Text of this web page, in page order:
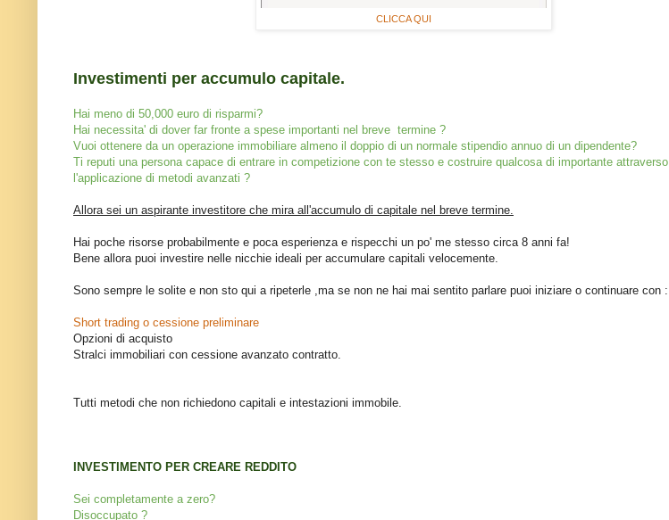
CLICCA QUI
Investimenti per accumulo capitale.
Hai meno di 50,000 euro di risparmi?
Hai necessita' di dover far fronte a spese importanti nel breve termine ?
Vuoi ottenere da un operazione immobiliare almeno il doppio di un normale stipendio annuo di un dipendente?
Ti reputi una persona capace di entrare in competizione con te stesso e costruire qualcosa di importante attraverso
l'applicazione di metodi avanzati ?
Allora sei un aspirante investitore che mira all'accumulo di capitale nel breve termine.
Hai poche risorse probabilmente e poca esperienza e rispecchi un po' me stesso circa 8 anni fa!
Bene allora puoi investire nelle nicchie ideali per accumulare capitali velocemente.
Sono sempre le solite e non sto qui a ripeterle ,ma se non ne hai mai sentito parlare puoi iniziare o continuare con :
Short trading o cessione preliminare
Opzioni di acquisto
Stralci immobiliari con cessione avanzato contratto.
Tutti metodi che non richiedono capitali e intestazioni immobile.
INVESTIMENTO PER CREARE REDDITO
Sei completamente a zero?
Disoccupato ?